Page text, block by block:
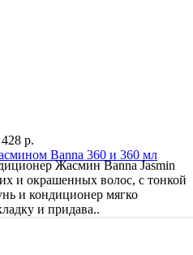
428 р.
Banna 360 и 360 мл
Жасмин Banna Jasmin
и окрашенных волос, с тонкой
и кондиционер мягко
и придава..